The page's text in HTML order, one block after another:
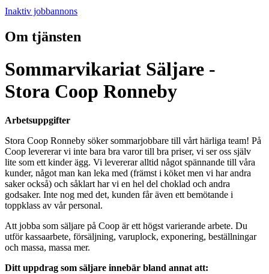
Inaktiv jobbannons
Om tjänsten
Sommarvikariat Säljare -
Stora Coop Ronneby
Arbetsuppgifter
Stora Coop Ronneby söker sommarjobbare till vårt härliga team! På
Coop levererar vi inte bara bra varor till bra priser, vi ser oss själv
lite som ett kinder ägg. Vi levererar alltid något spännande till våra
kunder, något man kan leka med (främst i köket men vi har andra
saker också) och såklart har vi en hel del choklad och andra
godsaker. Inte nog med det, kunden får även ett bemötande i
toppklass av vår personal.
Att jobba som säljare på Coop är ett högst varierande arbete. Du
utför kassaarbete, försäljning, varuplock, exponering, beställningar
och massa, massa mer.
Ditt uppdrag som säljare innebär bland annat att: